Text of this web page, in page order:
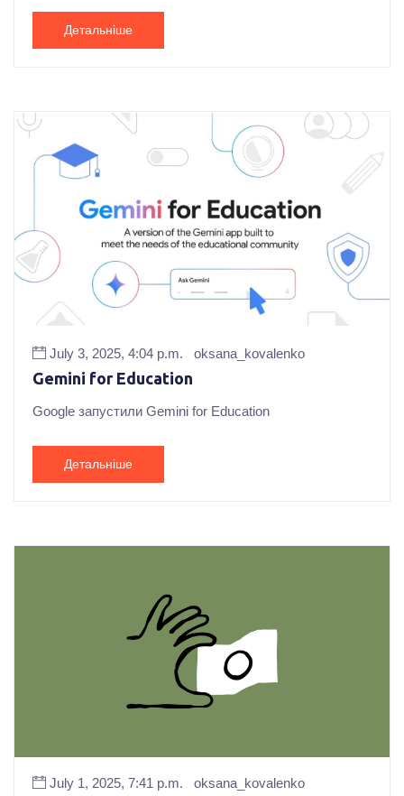
Детальніше
July 3, 2025, 4:04 p.m. oksana_kovalenko
Gemini for Education
Google запустили Gemini for Education
Детальніше
July 1, 2025, 7:41 p.m. oksana_kovalenko